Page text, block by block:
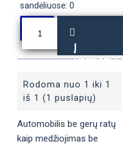
sandėliuose: 0
Į
KREPŠELĮ
Rodoma nuo 1 iki 1
iš 1 (1 puslapių)
Automobilis be gerų ratų
kaip medžiojimas be